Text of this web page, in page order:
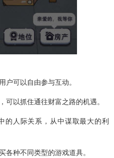
户可以自由参与互动。
以抓住通往财富之路的机遇。
的人际关系，从中谋取最大的利
种不同类型的游戏道具。